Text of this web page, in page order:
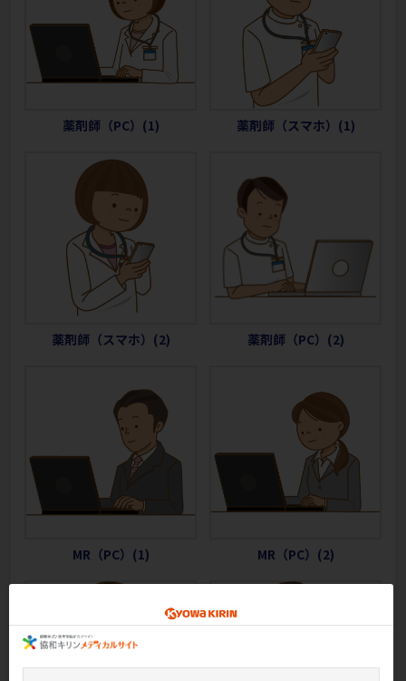
薬剤師（PC）(1) 薬剤師（スマホ）(1)
薬剤師（スマホ）(2) 薬剤師（PC）(2)
MR（PC）(1) MR（PC）(2)